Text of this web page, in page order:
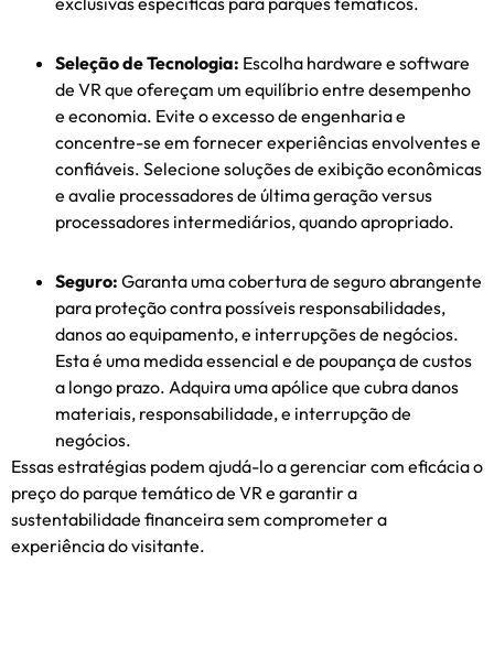
Seleção de Tecnologia: Escolha hardware e software
de VR que ofereçam um equilíbrio entre desempenho
e economia. Evite o excesso de engenharia e
concentre-se em fornecer experiências envolventes e
confiáveis. Selecione soluções de exibição econômicas
e avalie processadores de última geração versus
processadores intermediários, quando apropriado.
Seguro: Garanta uma cobertura de seguro abrangente
para proteção contra possíveis responsabilidades,
danos ao equipamento, e interrupções de negócios.
Esta é uma medida essencial e de poupança de custos
a longo prazo. Adquira uma apólice que cubra danos
materiais, responsabilidade, e interrupção de
negócios.
Essas estratégias podem ajudá-lo a gerenciar com eficácia o
preço do parque temático de VR e garantir a
sustentabilidade financeira sem comprometer a
experiência do visitante.